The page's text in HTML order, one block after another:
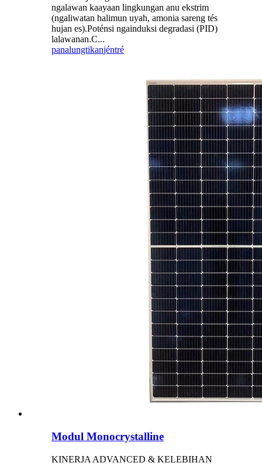
ngalawan kaayaan lingkungan anu ekstrim
(ngaliwatan halimun uyah, amonia sareng tés
hujan es).Poténsi ngainduksi degradasi (PID)
lalawanan.C...
panalungtikanjéntré
Modul Monocrystalline
KINERJA ADVANCED & KELEBIHAN